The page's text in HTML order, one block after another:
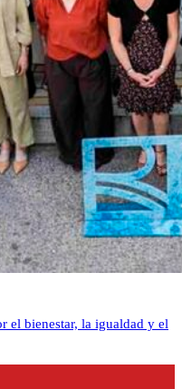
el bienestar, la igualdad y el